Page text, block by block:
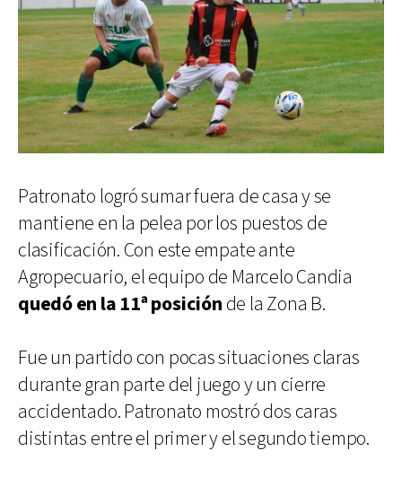
Patronato logró sumar fuera de casa y se
mantiene en la pelea por los puestos de
clasificación. Con este empate ante
Agropecuario, el equipo de Marcelo Candia
quedó en la 11ª posición de la Zona B.
Fue un partido con pocas situaciones claras
durante gran parte del juego y un cierre
accidentado. Patronato mostró dos caras
distintas entre el primer y el segundo tiempo.